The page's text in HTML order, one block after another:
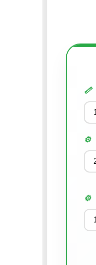
📏
⚙️
⚙️